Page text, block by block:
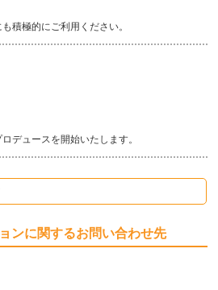
積極的にご利用ください。
デュースを開始いたします。
ンに関するお問い合わせ先